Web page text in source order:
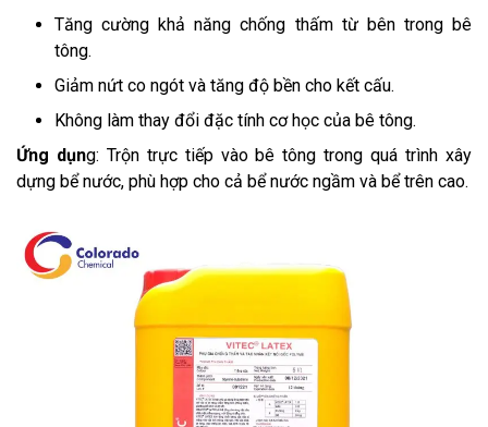
Tăng cường khả năng chống thấm từ bên trong bê
tông.
Giảm nứt co ngót và tăng độ bền cho kết cấu.
Không làm thay đổi đặc tính cơ học của bê tông.
Ứng dụng: Trộn trực tiếp vào bê tông trong quá trình xây
dựng bể nước, phù hợp cho cả bể nước ngầm và bể trên cao.